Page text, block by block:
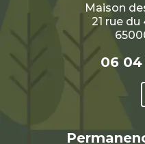
Maison
21 rue
06 04